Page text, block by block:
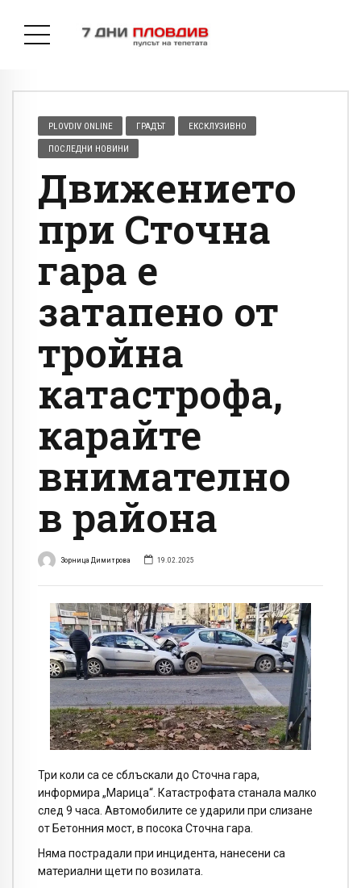
PLOVDIV ONLINE ГРАДЪТ ЕКСКЛУЗИВНО
ПОСЛЕДНИ НОВИНИ
Движението
при Сточна
гара е
затапено от
тройна
катастрофа,
карайте
внимателно
в района
Зорница Димитрова 19.02.2025
Три коли са се сблъскали до Сточна гара,
информира „Марица“. Катастрофата станала малко
след 9 часа. Автомобилите се ударили при слизане
от Бетонния мост, в посока Сточна гара.
Няма пострадали при инцидента, нанесени са
материални щети по возилата.